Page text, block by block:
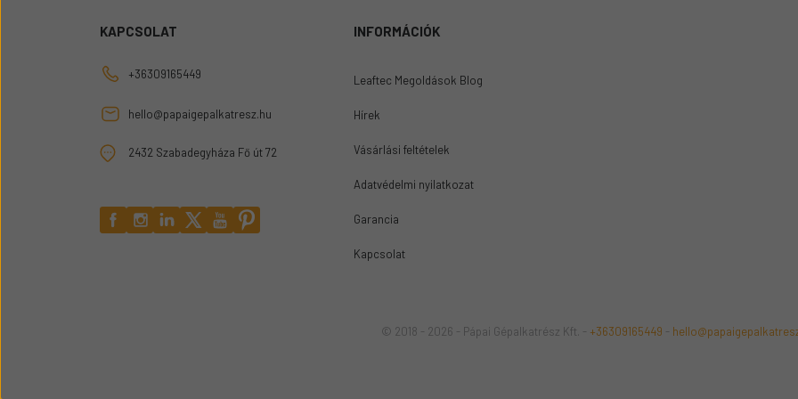
KAPCSOLAT
+36309165449
hello@papaigepalkatresz.hu
2432 Szabadegyháza Fő út 72
INFORMÁCIÓK
Leaftec Megoldások Blog
Hírek
Vásárlási feltételek
Adatvédelmi nyilatkozat
Garancia
Kapcsolat
© 2018 - 2026 - Pápai Gépalkatrész Kft. - +36309165449 -